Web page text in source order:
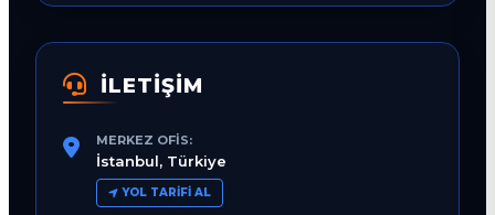
İLETİŞİM
MERKEZ OFIS:
İstanbul, Türkiye
YOL TARIFI AL